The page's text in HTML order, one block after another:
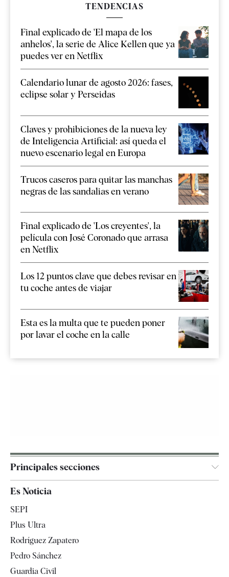
TENDENCIAS
Final explicado de 'El mapa de los
anhelos', la serie de Alice Kellen que ya
puedes ver en Netflix
Calendario lunar de agosto 2026: fases,
eclipse solar y Perseidas
Claves y prohibiciones de la nueva ley
de Inteligencia Artificial: así queda el
nuevo escenario legal en Europa
Trucos caseros para quitar las manchas
negras de las sandalias en verano
Final explicado de 'Los creyentes', la
película con José Coronado que arrasa
en Netflix
Los 12 puntos clave que debes revisar en
tu coche antes de viajar
Esta es la multa que te pueden poner
por lavar el coche en la calle
Principales secciones
España
Televisión
Es Noticia
SEPI
Plus Ultra
Rodríguez Zapatero
Pedro Sánchez
Guardia Civil